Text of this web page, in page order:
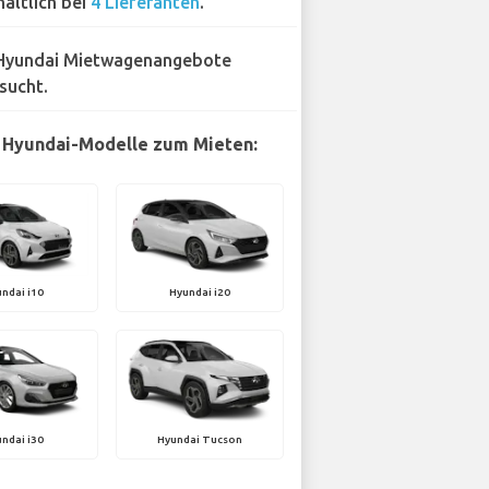
Mietwagenangebote
Modelle zum Mieten:
i10 Hyundai i20
i30 Hyundai Tucson